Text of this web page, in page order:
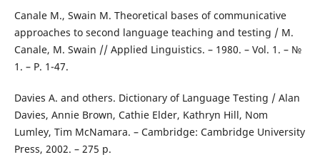
Canale M., Swain M. Theoretical bases of communicative
approaches to second language teaching and testing / M.
Canale, M. Swain // Applied Linguistics. – 1980. – Vol. 1. – №
1. – P. 1-47.
Davies A. and others. Dictionary of Language Testing / Alan
Davies, Annie Brown, Cathie Elder, Kathryn Hill, Nom
Lumley, Tim McNamara. – Cambridge: Cambridge University
Press, 2002. – 275 p.